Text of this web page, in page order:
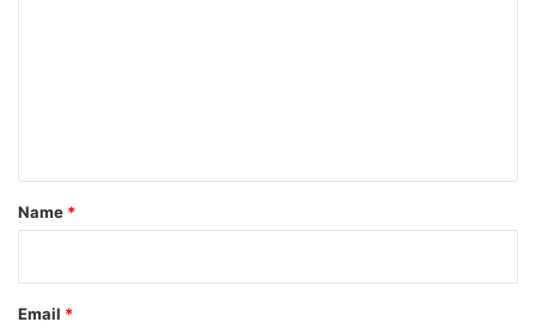
*
Name *
Email *